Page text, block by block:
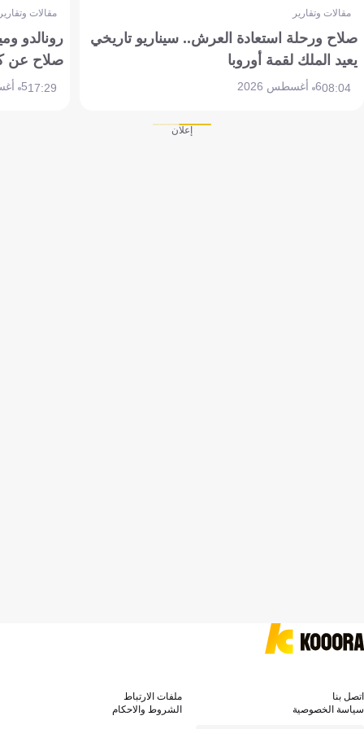
مقالات وتقارير
صلاح ورحلة استعادة العرش.. سيناريو تاريخي
يعيد الملك لقمة أوروبا
08:046 أغسطس 2026
مقالات
رونالدو
صلاح عن
17:295 أغسطس 2026
إعلان
اتصل بنا
ملفات الارتباط
سياسة الخصوصية
الشروط والاحكام